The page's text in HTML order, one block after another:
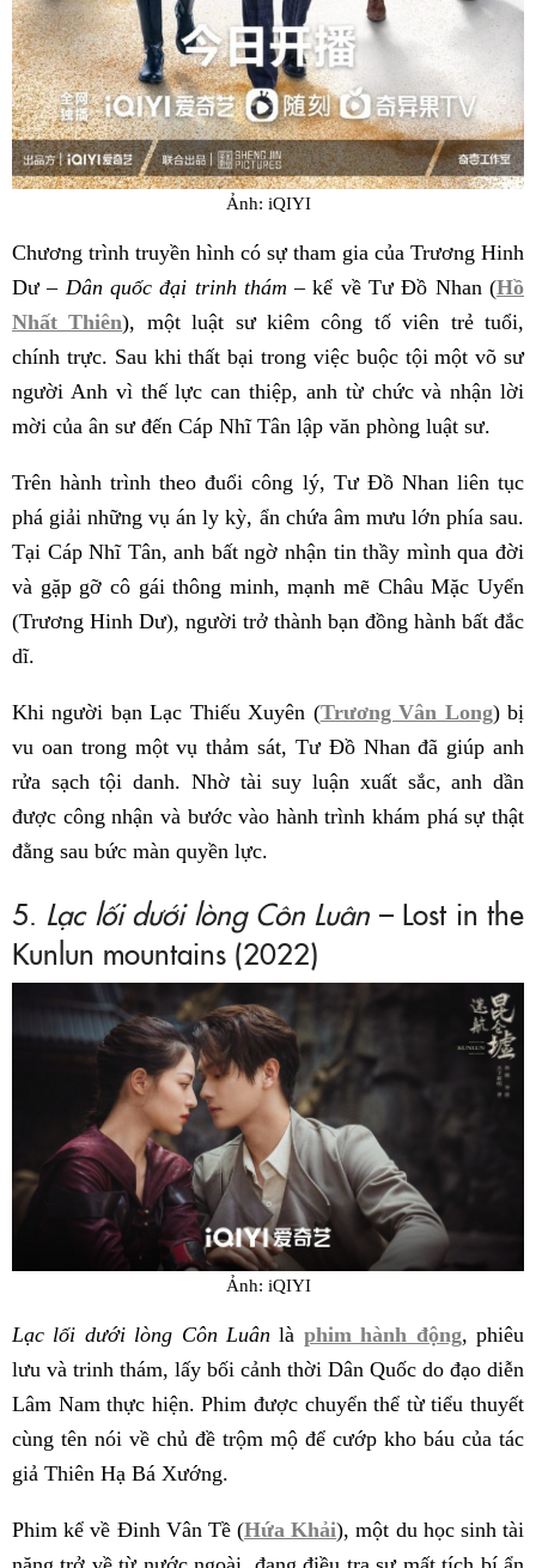
Ảnh: iQIYI
Chương trình truyền hình có sự tham gia của Trương Hinh
Dư – Dân quốc đại trinh thám – kể về Tư Đồ Nhan (Hồ
Nhất Thiên), một luật sư kiêm công tố viên trẻ tuổi,
chính trực. Sau khi thất bại trong việc buộc tội một võ sư
người Anh vì thế lực can thiệp, anh từ chức và nhận lời
mời của ân sư đến Cáp Nhĩ Tân lập văn phòng luật sư.
Trên hành trình theo đuổi công lý, Tư Đồ Nhan liên tục
phá giải những vụ án ly kỳ, ẩn chứa âm mưu lớn phía sau.
Tại Cáp Nhĩ Tân, anh bất ngờ nhận tin thầy mình qua đời
và gặp gỡ cô gái thông minh, mạnh mẽ Châu Mặc Uyển
(Trương Hinh Dư), người trở thành bạn đồng hành bất đắc
dĩ.
Khi người bạn Lạc Thiếu Xuyên (Trương Vân Long) bị
vu oan trong một vụ thảm sát, Tư Đồ Nhan đã giúp anh
rửa sạch tội danh. Nhờ tài suy luận xuất sắc, anh dần
được công nhận và bước vào hành trình khám phá sự thật
đằng sau bức màn quyền lực.
5. Lạc lối dưới lòng Côn Luân – Lost in the
Kunlun mountains (2022)
Ảnh: iQIYI
Lạc lối dưới lòng Côn Luân là phim hành động, phiêu
lưu và trinh thám, lấy bối cảnh thời Dân Quốc do đạo diễn
Lâm Nam thực hiện. Phim được chuyển thể từ tiểu thuyết
cùng tên nói về chủ đề trộm mộ để cướp kho báu của tác
giả Thiên Hạ Bá Xướng.
Phim kể về Đinh Vân Tề (Hứa Khải), một du học sinh tài